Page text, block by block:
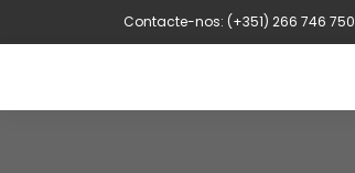
Contacte-nos: (+351) 266 746 750